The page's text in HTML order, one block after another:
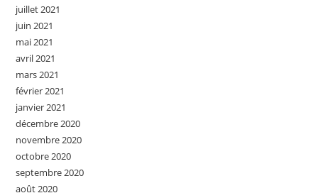
juillet 2021
juin 2021
mai 2021
avril 2021
mars 2021
février 2021
janvier 2021
décembre 2020
novembre 2020
octobre 2020
septembre 2020
août 2020